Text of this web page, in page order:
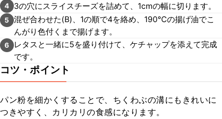
4 3の穴にスライスチーズを詰めて、1cmの幅に切ります。
5 混ぜ合わせた(B)、1の順で4を絡め、190℃の揚げ油でこ
んがり色付くまで揚げます。
6
レタスと一緒に5を盛り付けて、ケチャップを添えて完成
です。
コツ・ポイント
パン粉を細かくすることで、ちくわぶの溝にもきれいに
つきやすく、カリカリの食感になります。